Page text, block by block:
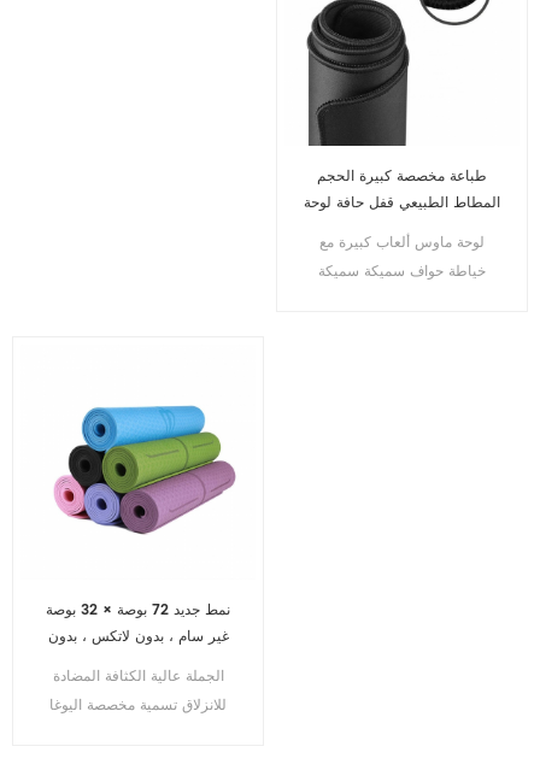
طباعة مخصصة كبيرة الحجم
المطاط الطبيعي قفل حافة لوحة
الماوس الألعاب
لوحة ماوس ألعاب كبيرة مع
خياطة حواف سميكة سميكة
نمط جديد 72 بوصة × 32 بوصة
غير سام ، بدون لاتكس ، بدون
اليوغا TPE 100٪
الجملة عالية الكثافة المضادة
للانزلاق تسمية مخصصة اليوغا